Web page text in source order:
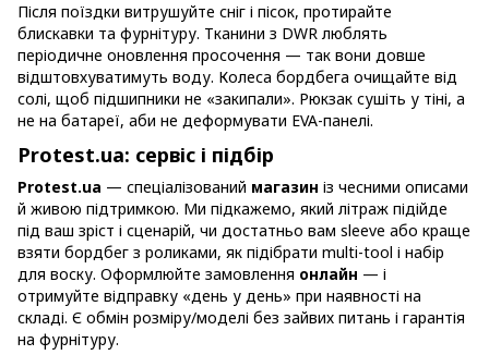
Після поїздки витрушуйте сніг і пісок, протирайте
блискавки та фурнітуру. Тканини з DWR люблять
періодичне оновлення просочення — так вони довше
відштовхуватимуть воду. Колеса бордбега очищайте від
солі, щоб підшипники не «закипали». Рюкзак сушіть у тіні, а
не на батареї, аби не деформувати EVA-панелі.
Protest.ua: сервіс і підбір
Protest.ua — спеціалізований магазин із чесними описами
й живою підтримкою. Ми підкажемо, який літраж підійде
під ваш зріст і сценарій, чи достатньо вам sleeve або краще
взяти бордбег з роликами, як підібрати multi-tool і набір
для воску. Оформлюйте замовлення онлайн — і
отримуйте відправку «день у день» при наявності на
складі. Є обмін розміру/моделі без зайвих питань і гарантія
на фурнітуру.